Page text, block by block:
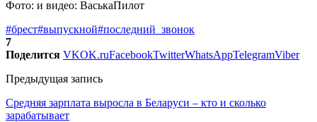
Фото: и видео: ВаськаПилот
#брест#выпускной#последний_звонок
7
Поделится VKOK.ruFacebookTwitterWhatsAppTelegramViber
Предыдущая запись
Средняя зарплата выросла в Беларуси – кто и сколько
зарабатывает